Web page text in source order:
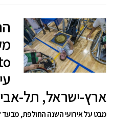
ארץ-ישראל, תל-
מבט על אירועי השנה החולפת,